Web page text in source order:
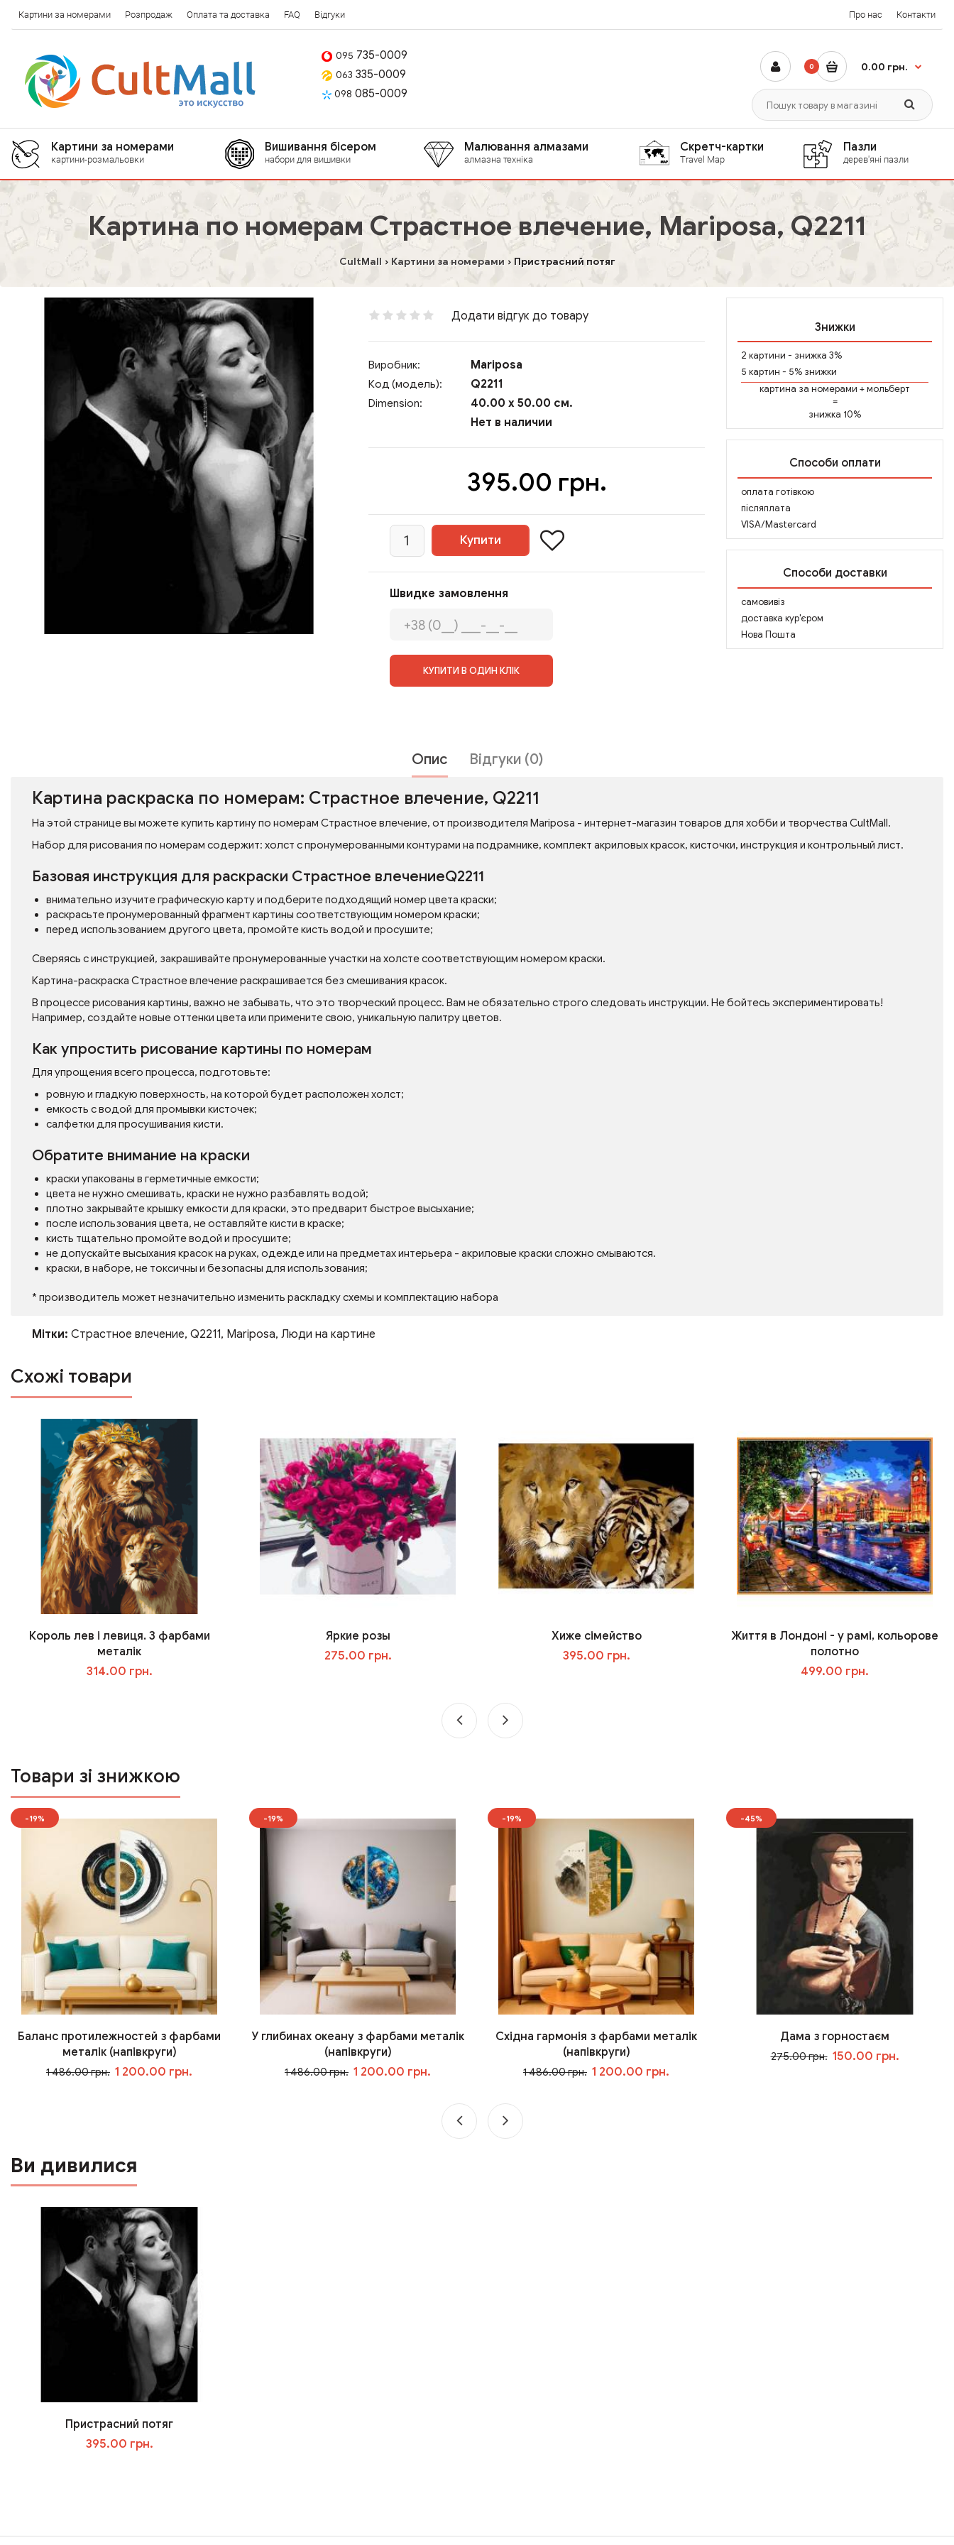
Картини за номерами Розпродаж Оплата та доставка FAQ Відгуки Про нас Контакти
095 735-0009
063 335-0009
098 085-0009
0 0.00 грн.
Картини за номерами
картини-розмальовки
Вишивання бісером
набори для вишивки
Малювання алмазами
алмазна техніка
Скретч-картки
Travel Map
Пазли
дерев'яні пазли
Картина по номерам Страстное влечение, Mariposa, Q2211
CultMall Картини за номерами Пристрасний потяг
Додати відгук до товару
Виробник: Mariposa
Код (модель): Q2211
Dimension:
40.00 x 50.00 см.
Нет в наличии
395.00 грн.
Швидке замовлення
КУПИТИ В ОДИН КЛІК
Знижки
2 картини - знижка 3%
5 картин - 5% знижки
картина за номерами +мольберт
=
знижка 10%
Способи оплати
оплата готівкою
післяплата
VISA/Mastercard
Способи доставки
самовивіз
доставка кур'єром
Нова Пошта
Опис Відгуки (0)
Картина раскраска по номерам: Страстное влечение, Q2211
На этой странице вы можете купить картину по номерам Страстное влечение, от производителя Mariposa - интернет-магазин товаров для хобби и творчества CultMall.
Набор для рисования по номерам содержит: холст с пронумерованными контурами на подрамнике, комплект акриловых красок, кисточки, инструкция и контрольный лист.
Базовая инструкция для раскраски Страстное влечениеQ2211
внимательно изучите графическую карту и подберите подходящий номер цвета краски;
раскрасьте пронумерованный фрагмент картины соответствующим номером краски;
перед использованием другого цвета, промойте кисть водой и просушите;
Сверяясь с инструкцией, закрашивайте пронумерованные участки на холсте соответствующим номером краски.
Картина-раскраска Страстное влечение раскрашивается без смешивания красок.
В процессе рисования картины, важно не забывать, что это творческий процесс. Вам не обязательно строго следовать инструкции. Не бойтесь экспериментировать!
Например, создайте новые оттенки цвета или примените свою, уникальную палитру цветов.
Как упростить рисование картины по номерам
Для упрощения всего процесса, подготовьте:
ровную и гладкую поверхность, на которой будет расположен холст;
емкость с водой для промывки кисточек;
салфетки для просушивания кисти.
Обратите внимание на краски
краски упакованы в герметичные емкости;
цвета не нужно смешивать, краски не нужно разбавлять водой;
плотно закрывайте крышку емкости для краски, это предварит быстрое высыхание;
после использования цвета, не оставляйте кисти в краске;
кисть тщательно промойте водой и просушите;
не допускайте высыхания красок на руках, одежде или на предметах интерьера - акриловые краски сложно смываются.
краски, в наборе, не токсичны и безопасны для использования;
* производитель может незначительно изменить раскладку схемы и комплектацию набора
Мітки: Страстное влечение, Q2211, Mariposa, Люди на картине
Схожі товари
Король лев і левиця. З фарбами
металік
314.00 грн.
Яркие розы
275.00 грн.
Хиже сімейство
395.00 грн.
Життя в Лондоні - у рамі, кольорове
полотно
499.00 грн.
Товари зі знижкою
-19%
Баланс протилежностей з фарбами
металік (напівкруги)
1 486.00 грн. 1 200.00 грн.
-19%
У глибинах океану з фарбами металік
(напівкруги)
1 486.00 грн. 1 200.00 грн.
-19%
Східна гармонія з фарбами металік
(напівкруги)
1 486.00 грн. 1 200.00 грн.
-45%
Дама з горностаєм
275.00 грн. 150.00 грн.
Ви дивилися
Пристрасний потяг
395.00 грн.